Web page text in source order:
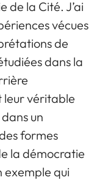
de la Cité. J’ai
vécues
de
dans la
leur véritable
un
formes
la démocratie
exemple qui